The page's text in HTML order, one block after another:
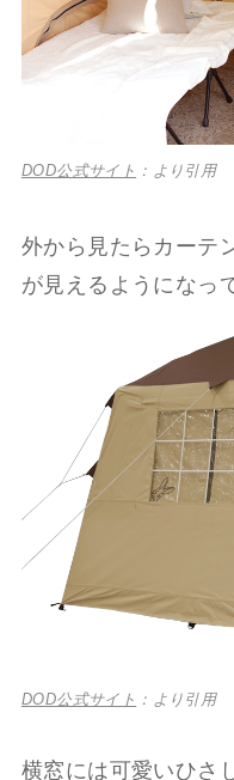
DOD公式サイト ：より引用
外から見たらカーテ
が見えるようになっ
DOD公式サイト ：より引用
横窓には可愛いひさ